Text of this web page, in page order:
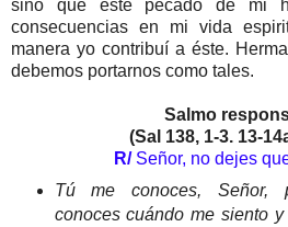
sino que este pecado de mi
consecuencias en mi vida
manera yo contribuí a éste.
debemos portarnos como tales.
Salmo
(Sal 138, 1-3. 13-
R/Señor, no dejes
Tú me conoces, Señor,
conoces cuándo me siento